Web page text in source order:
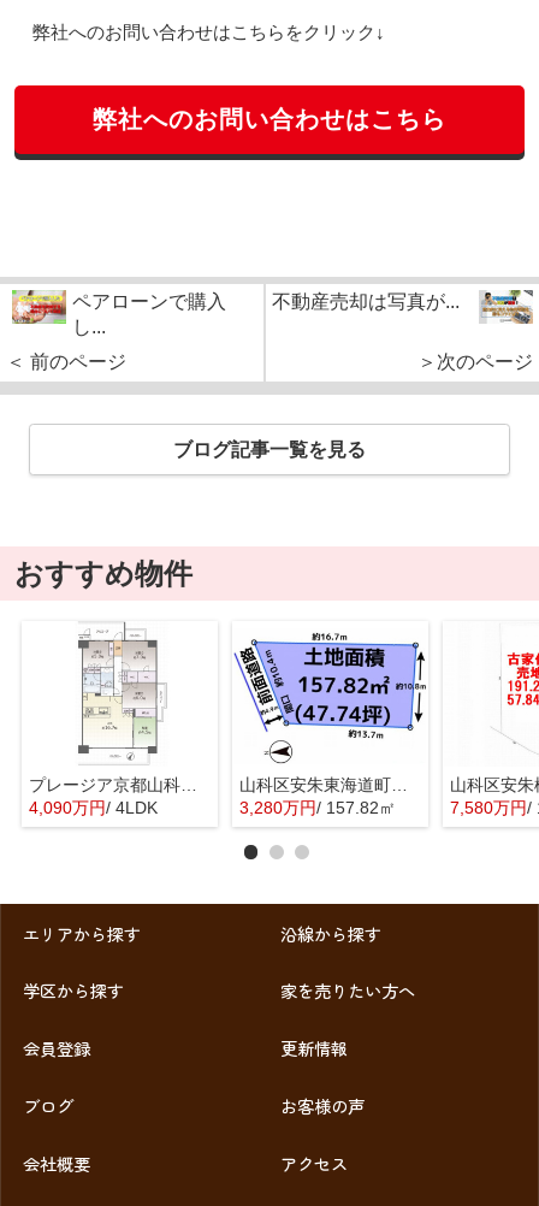
弊社へのお問い合わせはこちらをクリック↓
弊社へのお問い合わせはこちら
ペアローンで購入
し...
＜ 前のページ
不動産売却は写真が...
＞次のページ
ブログ記事一覧を見る
おすすめ物件
プレージア京都山科東野
4,090万円/ 4LDK
山科区安朱東海道町 売地
3,280万円/ 157.82㎡ 7,580万円/
エリアから探す 沿線から探す
学区から探す 家を売りたい方へ
会員登録 更新情報
ブログ お客様の声
会社概要 アクセス